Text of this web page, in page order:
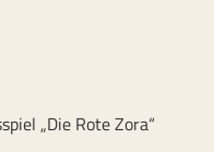
„Die Rote Zora“